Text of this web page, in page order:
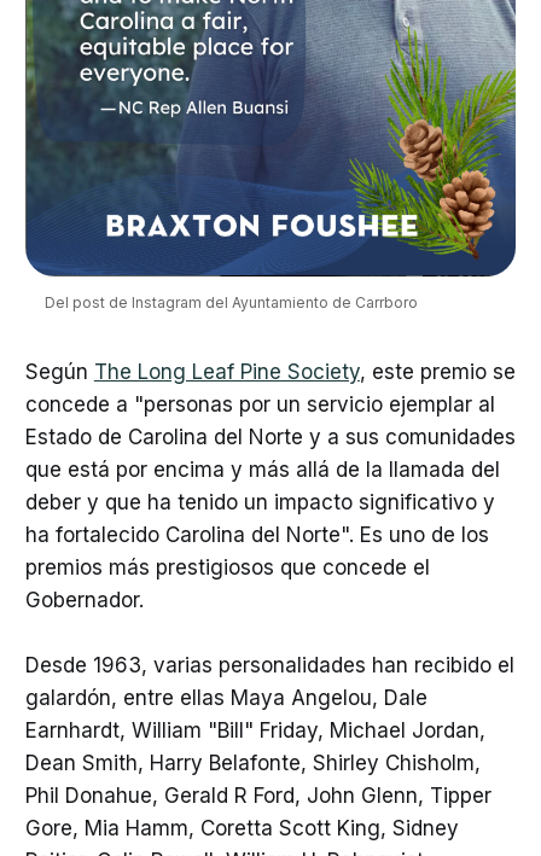
Del post de Instagram del Ayuntamiento de Carrboro
Según The Long Leaf Pine Society, este premio se
concede a "personas por un servicio ejemplar al
Estado de Carolina del Norte y a sus comunidades
que está por encima y más allá de la llamada del
deber y que ha tenido un impacto significativo y
ha fortalecido Carolina del Norte". Es uno de los
premios más prestigiosos que concede el
Gobernador.
Desde 1963, varias personalidades han recibido el
galardón, entre ellas Maya Angelou, Dale
Earnhardt, William "Bill" Friday, Michael Jordan,
Dean Smith, Harry Belafonte, Shirley Chisholm,
Phil Donahue, Gerald R Ford, John Glenn, Tipper
Gore, Mia Hamm, Coretta Scott King, Sidney